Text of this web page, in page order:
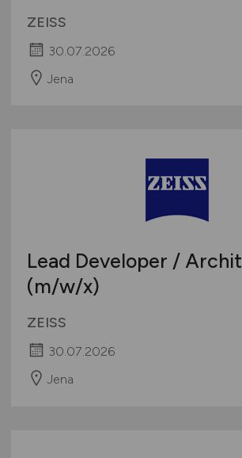
ZEISS
30.07.2026
Jena
Lead Developer /
(m/w/x)
ZEISS
30.07.2026
Jena